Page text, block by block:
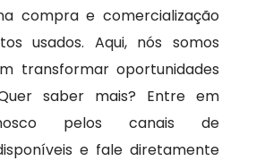
compra e comercialização
usados. Aqui, nós somos
transformar oportunidades
saber mais? Entre em
pelos canais de
e fale diretamente